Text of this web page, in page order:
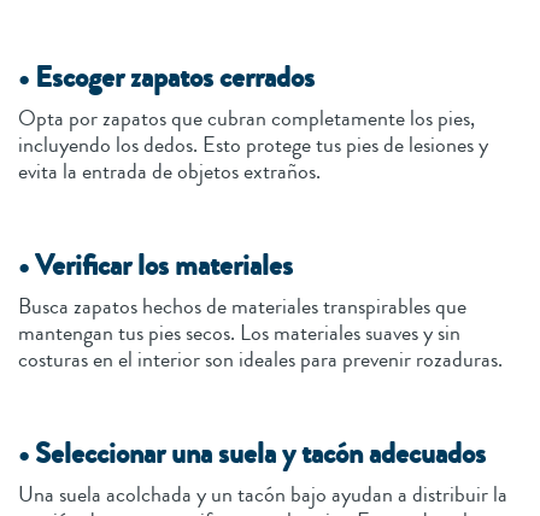
• Escoger zapatos cerrados
Opta por zapatos que cubran completamente los pies,
incluyendo los dedos. Esto protege tus pies de lesiones y
evita la entrada de objetos extraños.
• Verificar los materiales
Busca zapatos hechos de materiales transpirables que
mantengan tus pies secos. Los materiales suaves y sin
costuras en el interior son ideales para prevenir rozaduras.
• Seleccionar una suela y tacón adecuados
Una suela acolchada y un tacón bajo ayudan a distribuir la